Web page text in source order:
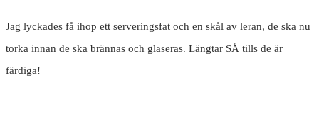
Jag lyckades få ihop ett serveringsfat och en skål av leran, de ska nu
torka innan de ska brännas och glaseras. Längtar SÅ tills de är
färdiga!